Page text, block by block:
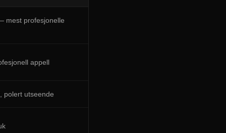
mest profesjonelle
appell
polert utseende